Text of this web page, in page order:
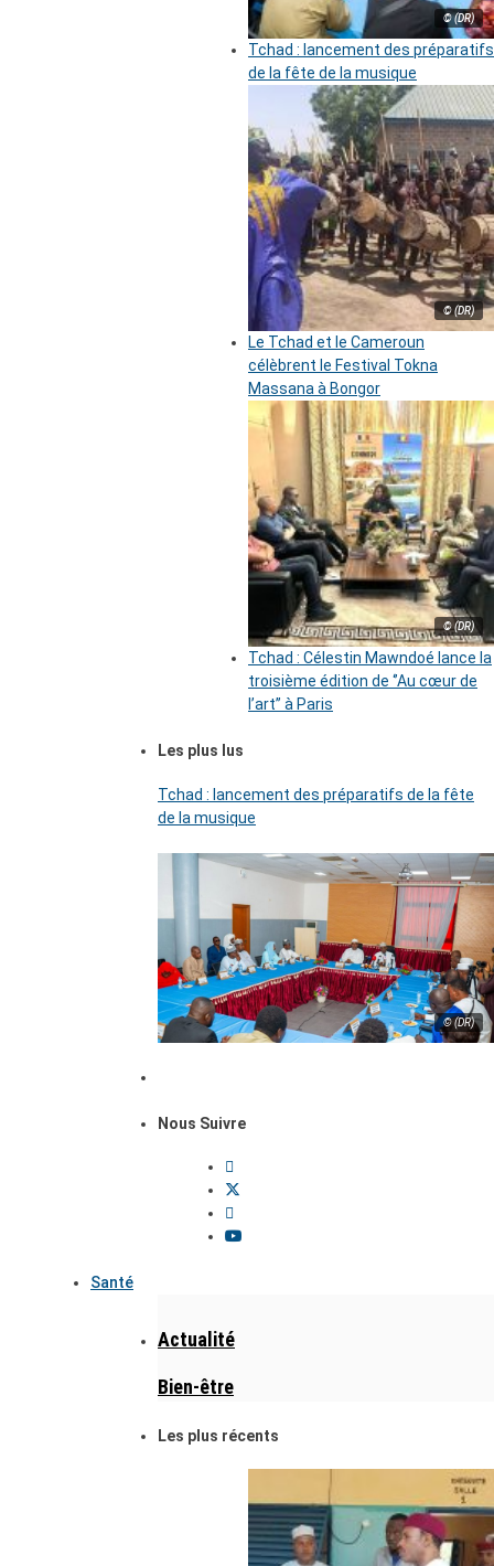
© (DR)
Tchad : lancement des préparatifs
de la fête de la musique
© (DR)
Le Tchad et le Cameroun
célèbrent le Festival Tokna
Massana à Bongor
© (DR)
Tchad : Célestin Mawndoé lance la
troisième édition de ‘’Au cœur de
l’art’’ à Paris
Les plus lus
Tchad : lancement des préparatifs de la fête
de la musique
© (DR)
Nous Suivre
Santé
Actualité
Bien-être
Les plus récents